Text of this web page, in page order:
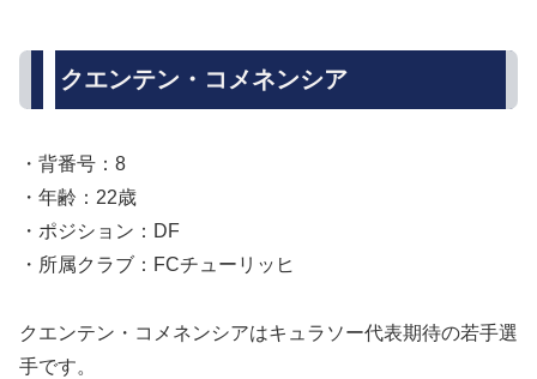
クエンテン・コメネンシア
・背番号：8
・年齢：22歳
・ポジション：DF
・所属クラブ：FCチューリッヒ
クエンテン・コメネンシアはキュラソー代表期待の若手選
手です。